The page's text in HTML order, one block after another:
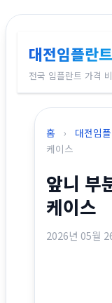
대전임플란트
전국 임플란트 가격
홈
임플란트 브랜드
가격 비교
홈 › 대전임
케이스
앞니 부
케이스
2026년 05월